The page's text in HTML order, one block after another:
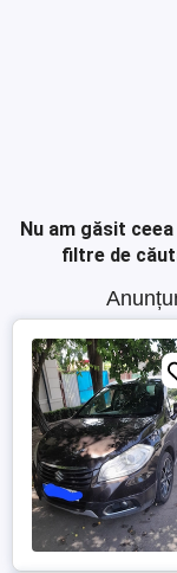
Nu am găsit
filtre de